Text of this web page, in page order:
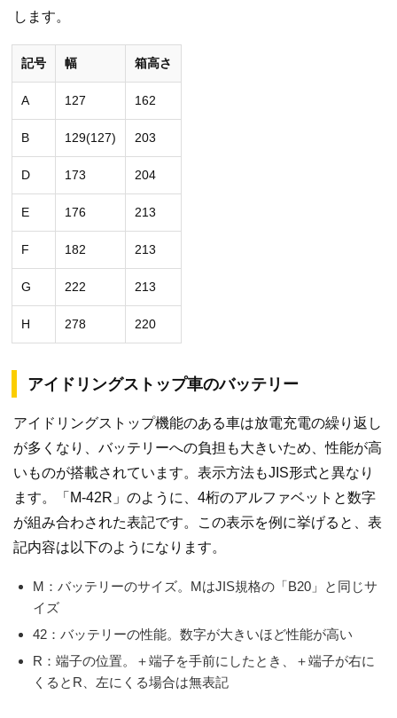
します。
記号 幅 箱高さ
A 127 162
B 129(127) 203
D 173 204
E 176 213
F 182 213
G 222 213
H 278 220
アイドリングストップ車のバッテリー
アイドリングストップ機能のある車は放電充電の繰り返し
が多くなり、バッテリーへの負担も大きいため、性能が高
いものが搭載されています。表示方法もJIS形式と異なり
ます。「M-42R」のように、4桁のアルファベットと数字
が組み合わされた表記です。この表示を例に挙げると、表
記内容は以下のようになります。
M：バッテリーのサイズ。MはJIS規格の「B20」と同じサ
イズ
42：バッテリーの性能。数字が大きいほど性能が高い
R：端子の位置。＋端子を手前にしたとき、＋端子が右に
くるとR、左にくる場合は無表記